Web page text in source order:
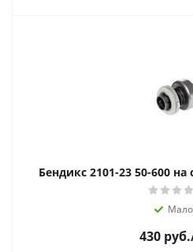
Бендикс 2101-23 50-600
Мало
430руб.